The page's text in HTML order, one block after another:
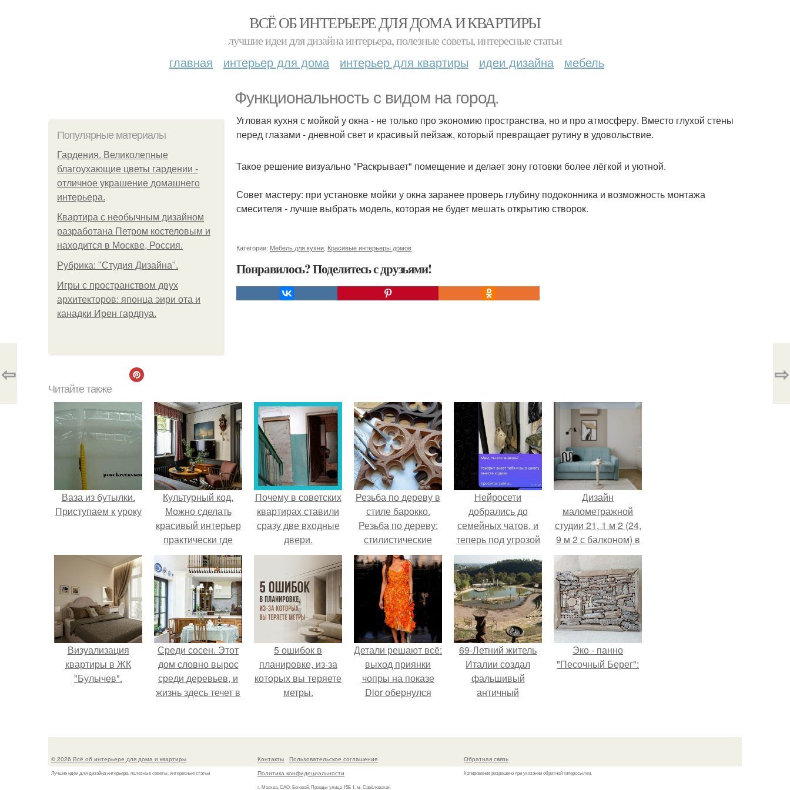
ВСЁ ОБ ИНТЕРЬЕРЕ ДЛЯ ДОМА И КВАРТИРЫ
лучшие идеи для дизайна интерьера, полезные советы, интересные статьи
главная интерьер для дома интерьер для квартиры идеи дизайна мебель
Функциональность с видом на город.
Популярные материалы
Гардения. Великолепные
благоухающие цветы гардении -
отличное украшение домашнего
интерьера.
Квартира с необычным дизайном
разработана Петром костеловым и
находится в Москве, Россия.
Рубрика: "Студия Дизайна".
Игры с пространством двух
архитекторов: японца эири ота и
канадки Ирен гардпуа.
Угловая кухня с мойкой у окна - не только про экономию пространства, но и про атмосферу. Вместо глухой стены
перед глазами - дневной свет и красивый пейзаж, который превращает рутину в удовольствие.
Такое решение визуально "Раскрывает" помещение и делает зону готовки более лёгкой и уютной.
Совет мастеру: при установке мойки у окна заранее проверь глубину подоконника и возможность монтажа
смесителя - лучше выбрать модель, которая не будет мешать открытию створок.
Категории: Мебель для кухни Красивые интерьеры домов
Понравилось? Поделитесь с друзьями!
⇦ ⇨
Читайте также
Ваза из бутылки.
Приступаем к уроку
Культурный код.
Можно сделать
красивый интерьер
практически где
угодно.
Почему в советских
квартирах ставили
сразу две входные
двери.
Резьба по дереву в
стиле барокко.
Резьба по дереву:
стилистические
направления и
характерные узоры.
Нейросети
добрались до
семейных чатов, и
теперь под угрозой
мамины нервы.
Дизайн
малометражной
студии 21, 1 м 2 (24,
9 м 2 с балконом) в
Краснодаре.
Визуализация
квартиры в ЖК
"Булычев".
Среди сосен. Этот
дом словно вырос
среди деревьев, и
жизнь здесь течет в
спешки и лишнего
5 ошибок в
планировке, из-за
которых вы теряете
метры.
Детали решают всё:
выход приянки
чопры на показе
Dior обернулся
пошива.
69-Летний житель
Италии создал
фальшивый
античный
успешно выдавал
историческое
наследие.
Эко - панно
"Песочный Берег":
© 2026 Всё об интерьере для дома и квартиры
Лучшие идеи для дизайна интерьера, полезные советы, интересные статьи
Контакты
Пользовательское соглашение
Политика конфидециальности
г. Москва, САО, Беговой, Правды улица 15Б 1, м. Савёловская
Обратная связь
Копирование разрешено при указании обратной гиперссылки.